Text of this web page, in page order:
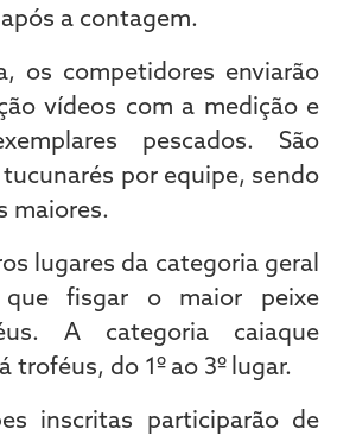
a contagem.
os competidores enviarão
vídeos com a medição e
pescados. São
por equipe, sendo
maiores.
lugares da categoria geral
fisgar o maior peixe
A categoria caiaque
troféus, do 1º ao 3º lugar.
inscritas participarão de